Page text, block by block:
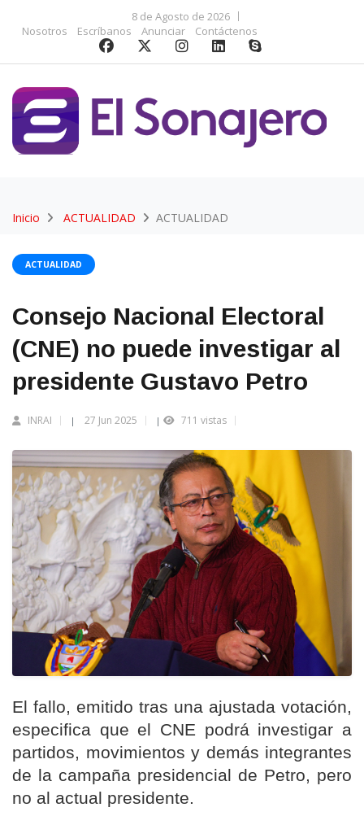
8 de Agosto de 2026
Nosotros
Escríbanos Anunciar Contáctenos
Inicio ACTUALIDAD ACTUALIDAD
ACTUALIDAD
Consejo Nacional Electoral
(CNE) no puede investigar al
presidente Gustavo Petro
INRAI | 27 Jun 2025 | 711 vistas
El fallo, emitido tras una ajustada votación,
especifica que el CNE podrá investigar a
partidos, movimientos y demás integrantes
de la campaña presidencial de Petro, pero
no al actual presidente.